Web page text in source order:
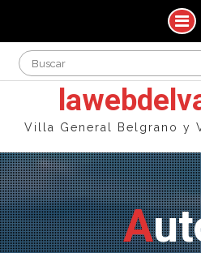
Skip
for:
Villa General Belgrano y
Autos